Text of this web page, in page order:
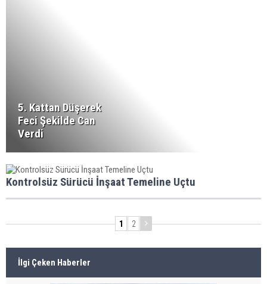
5. Kattan Düşerek
Feci Şekilde Can
Verdi
Kontrolsüz Sürücü İnşaat Temeline Uçtu
1 2
İlgi Çeken Haberler